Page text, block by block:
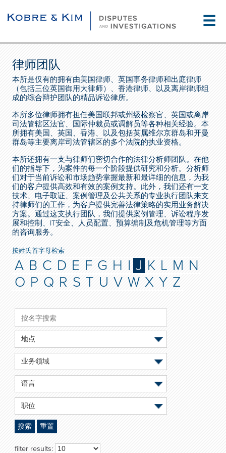
☰
律师团队
本所是仅有的拥有由美国律师、英国事务律师和出庭律师
（包括三位英国御用大律师）、香港律师、以及离岸律师组
成的综合辩护团队的精品诉讼律所。
本所多位律师拥有担任美国联邦或州级检察官、英国或离岸
司法管辖区法官、国际仲裁员或调解员等各种相关经验。本
所拥有美国、英国、香港、以及包括英属维尔京群岛和开曼
群岛等主要离岸司法管辖区的多个法院的执业资格。
本所还拥有一支与律师们密切合作的法律分析师团队。在他
们的指导下，为案件的每一个阶段提供研究和分析。分析师
们对于当前诉讼和市场趋势掌握最新和最详细的信息，为我
们的客户提供高效和有效的案例支持。此外，我们还有一支
技术、电子取证、案例管理及公共关系的专业执行团队来支
持律师们的工作，为客户提供完善法律策略的实用业务解决
方案。通过这支执行团队，我们提供案例管理、诉讼程序发
展和控制、IT安全、人员配置、预算编制及危机管理等方面
的咨询服务。
按姓氏首字母检索
A B C D E F G H I J K L M N
O P Q R S T U V W X Y Z
地点
业务领域
语言
职位
搜索 重置
filter results: